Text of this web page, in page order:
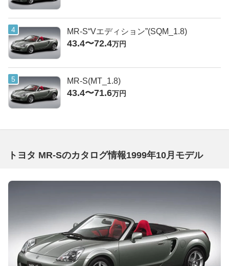
MR-S“Vエディション”(SQM_1.8)
43.4〜72.4万円
MR-S(MT_1.8)
43.4〜71.6万円
トヨタ MR-Sのカタログ情報1999年10月モデル